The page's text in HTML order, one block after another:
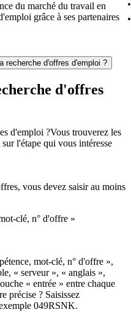
du marché du travail en
grâce à ses partenaires
recherche d'offres d'emploi ?
d'offres
d'emploi ?Vous trouverez les
l'étape qui vous intéresse
vous devez saisir au moins
clé, n° d'offre »
mot-clé, n° d'offre »,
« serveur », « anglais »,
« entrée » entre chaque
précise ? Saisissez
049RSNK.